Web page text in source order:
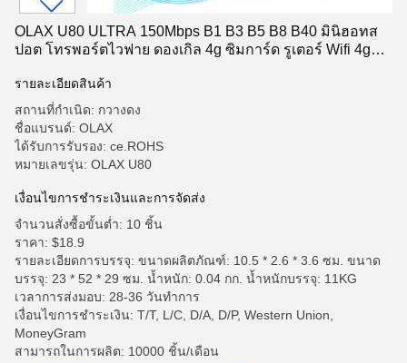
OLAX U80 ULTRA 150Mbps B1 B3 B5 B8 B40 มินิฮอทส
ปอต โทรพอร์ตไวฟาย ดองเกิล 4g ซิมการ์ด รูเตอร์ Wifi 4g
รายละเอียดสินค้า
สถานที่กำเนิด: กวางดง
ชื่อแบรนด์: OLAX
ได้รับการรับรอง: ce.ROHS
หมายเลขรุ่น: OLAX U80
เงื่อนไขการชำระเงินและการจัดส่ง
จำนวนสั่งซื้อขั้นต่ำ: 10 ชิ้น
ราคา: $18.9
รายละเอียดการบรรจุ: ขนาดผลิตภัณฑ์: 10.5 * 2.6 * 3.6 ซม. ขนาด
บรรจุ: 23 * 52 * 29 ซม. น้ำหนัก: 0.04 กก. น้ำหนักบรรจุ: 11KG
เวลาการส่งมอบ: 28-36 วันทำการ
เงื่อนไขการชำระเงิน: T/T, L/C, D/A, D/P, Western Union,
MoneyGram
สามารถในการผลิต: 10000 ชิ้น/เดือน